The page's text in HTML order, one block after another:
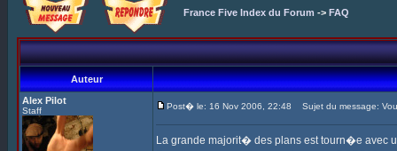
France Five Index du Forum -> FAQ
Auteur
Alex Pilot
Staff Post� le: 16 Nov 2006, 22:48 Sujet du message:
La grande majorit� des plans est tourn�e avec